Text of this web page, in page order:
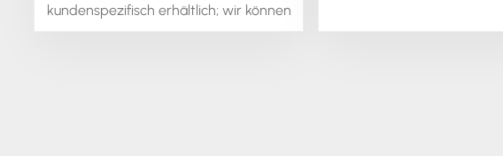
kundenspezifisch erhältlich; wir können
dieses Material in runder und